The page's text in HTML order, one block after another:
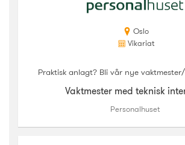
Oslo
Vikariat
Praktisk anlagt? Bli vår nye
Vaktmester med teknisk
Personalhuset